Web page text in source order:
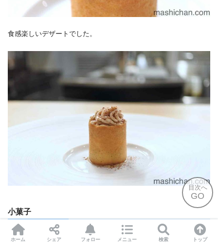
目次へ
GO
食感楽しいデザートでした。
小菓子
ホーム シェア フォロー メニュー 検索 トップ